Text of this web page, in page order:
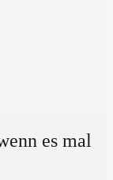
es mal